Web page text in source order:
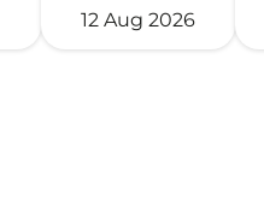
12 Aug 2026